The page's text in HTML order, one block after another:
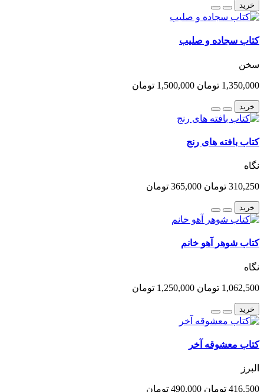
خرید
کتاب سجاده و صلیب
سخن
1,350,000 تومان 1,500,000 تومان
خرید
کتاب بافته های رنج
نگاه
310,250 تومان 365,000 تومان
خرید
کتاب شوهر آهو خانم
نگاه
1,062,500 تومان 1,250,000 تومان
خرید
کتاب معشوقه آخر
البرز
416,500 تومان 490,000 تومان